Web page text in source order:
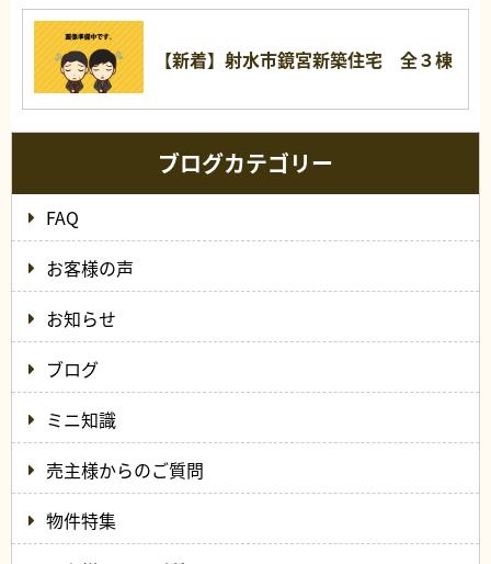
【新着】射水市鏡宮新築住宅 全３棟
ブログカテゴリー
FAQ
お客様の声
お知らせ
ブログ
ミニ知識
売主様からのご質問
物件特集